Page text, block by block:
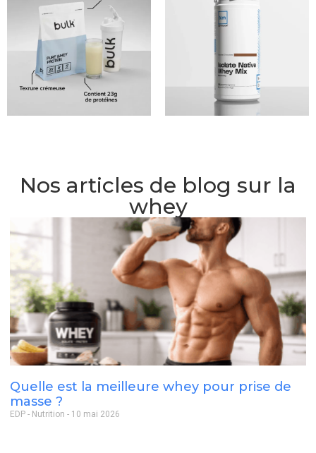
Nos articles de blog sur la
whey
Quelle est la meilleure whey pour prise de
masse ?
EDP - Nutrition 10 mai 2026